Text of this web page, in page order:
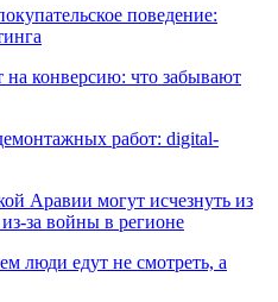
поведение:
конверсию: что забывают
работ: digital-
Аравии могут исчезнуть из
за войны в регионе
люди едут не смотреть, а